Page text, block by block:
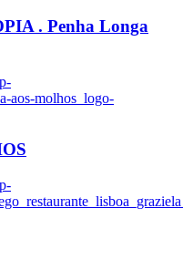
. Penha Longa
aos-molhos_logo-